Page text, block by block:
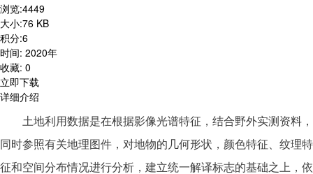
浏览:4449
大小:76 KB
积分:6
时间: 2020年
收藏: 0
立即下载
详细介绍
土地利用数据是在根据影像光谱特征，结合野外实测资料，
同时参照有关地理图件，对地物的几何形状，颜色特征、纹理特
征和空间分布情况进行分析，建立统一解译标志的基础之上，依